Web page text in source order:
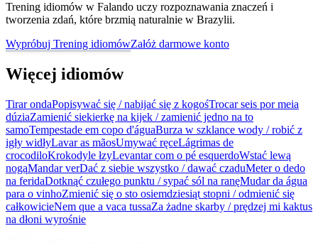
Trening idiomów w Falando uczy rozpoznawania znaczeń i
tworzenia zdań, które brzmią naturalnie w Brazylii.
Wypróbuj Trening idiomówZałóż darmowe konto
Więcej idiomów
Tirar ondaPopisywać się / nabijać się z kogośTrocar seis por meia
dúziaZamienić siekierkę na kijek / zamienić jedno na to
samoTempestade em copo d'águaBurza w szklance wody / robić z
igły widłyLavar as mãosUmywać ręceLágrimas de
crocodiloKrokodyle łzyLevantar com o pé esquerdoWstać lewą
nogąMandar verDać z siebie wszystko / dawać czaduMeter o dedo
na feridaDotknąć czułego punktu / sypać sól na ranęMudar da água
para o vinhoZmienić się o sto osiemdziesiąt stopni / odmienić się
całkowicieNem que a vaca tussaZa żadne skarby / prędzej mi kaktus
na dłoni wyrośnie